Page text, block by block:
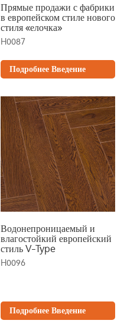
Прямые продажи с фабрики
в европейском стиле нового
стиля «елочка»
H0087
Подробнее Введение
Водонепроницаемый и
влагостойкий европейский
стиль V-Type
H0096
Подробнее Введение